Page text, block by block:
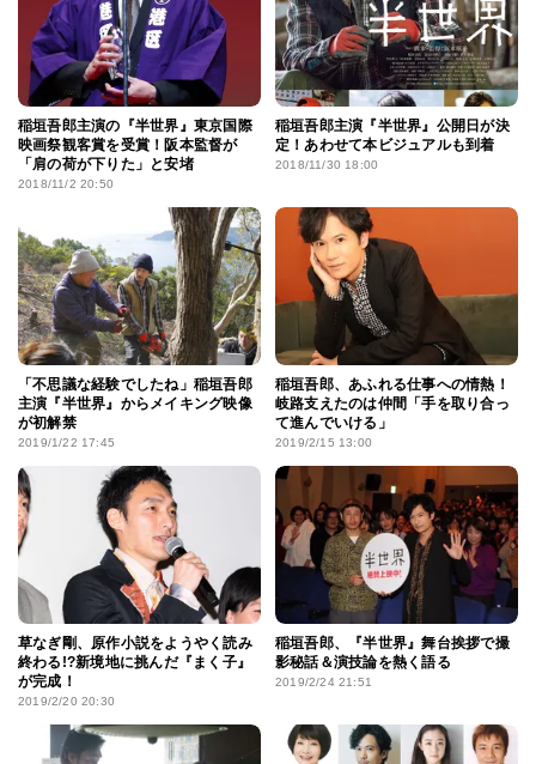
稲垣吾郎主演の『半世界』東京国際
映画祭観客賞を受賞！阪本監督が
「肩の荷が下りた」と安堵
2018/11/2 20:50
稲垣吾郎主演『半世界』公開日が決
定！あわせて本ビジュアルも到着
2018/11/30 18:00
「不思議な経験でしたね」稲垣吾郎
主演『半世界』からメイキング映像
が初解禁
2019/1/22 17:45
稲垣吾郎、あふれる仕事への情熱！
岐路支えたのは仲間「手を取り合っ
て進んでいける」
2019/2/15 13:00
草なぎ剛、原作小説をようやく読み
終わる!?新境地に挑んだ『まく子』
が完成！
2019/2/20 20:30
稲垣吾郎、『半世界』舞台挨拶で撮
影秘話＆演技論を熱く語る
2019/2/24 21:51